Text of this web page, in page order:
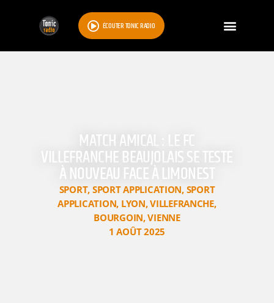
ÉCOUTER TONIC RADIO
MATCH AMICAL : LE FC
VILLEFRANCHE BEAUJOLAIS SE TESTE
À NOUVEAU FACE À LIMONEST
SPORT, SPORT APPLICATION, SPORT
APPLICATION, LYON,VILLEFRANCHE,
BOURGOIN,VIENNE
1 AOÛT 2025